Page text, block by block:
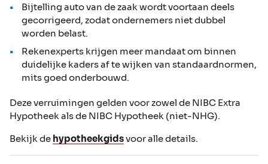
Bijtelling auto van de zaak wordt voortaan deels
gecorrigeerd, zodat ondernemers niet dubbel
worden belast.
Rekenexperts krijgen meer mandaat om binnen
duidelijke kaders af te wijken van standaardnormen,
mits goed onderbouwd.
Deze verruimingen gelden voor zowel de NIBC Extra
Hypotheek als de NIBC Hypotheek (niet-NHG).
Bekijk de hypotheekgidsvoor alle details.